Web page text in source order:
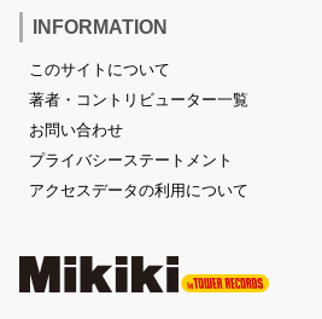
INFORMATION
このサイトについて
著者・コントリビューター一覧
お問い合わせ
プライバシーステートメント
アクセスデータの利用について